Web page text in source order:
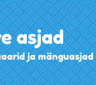
asjad
ja mänguasjad